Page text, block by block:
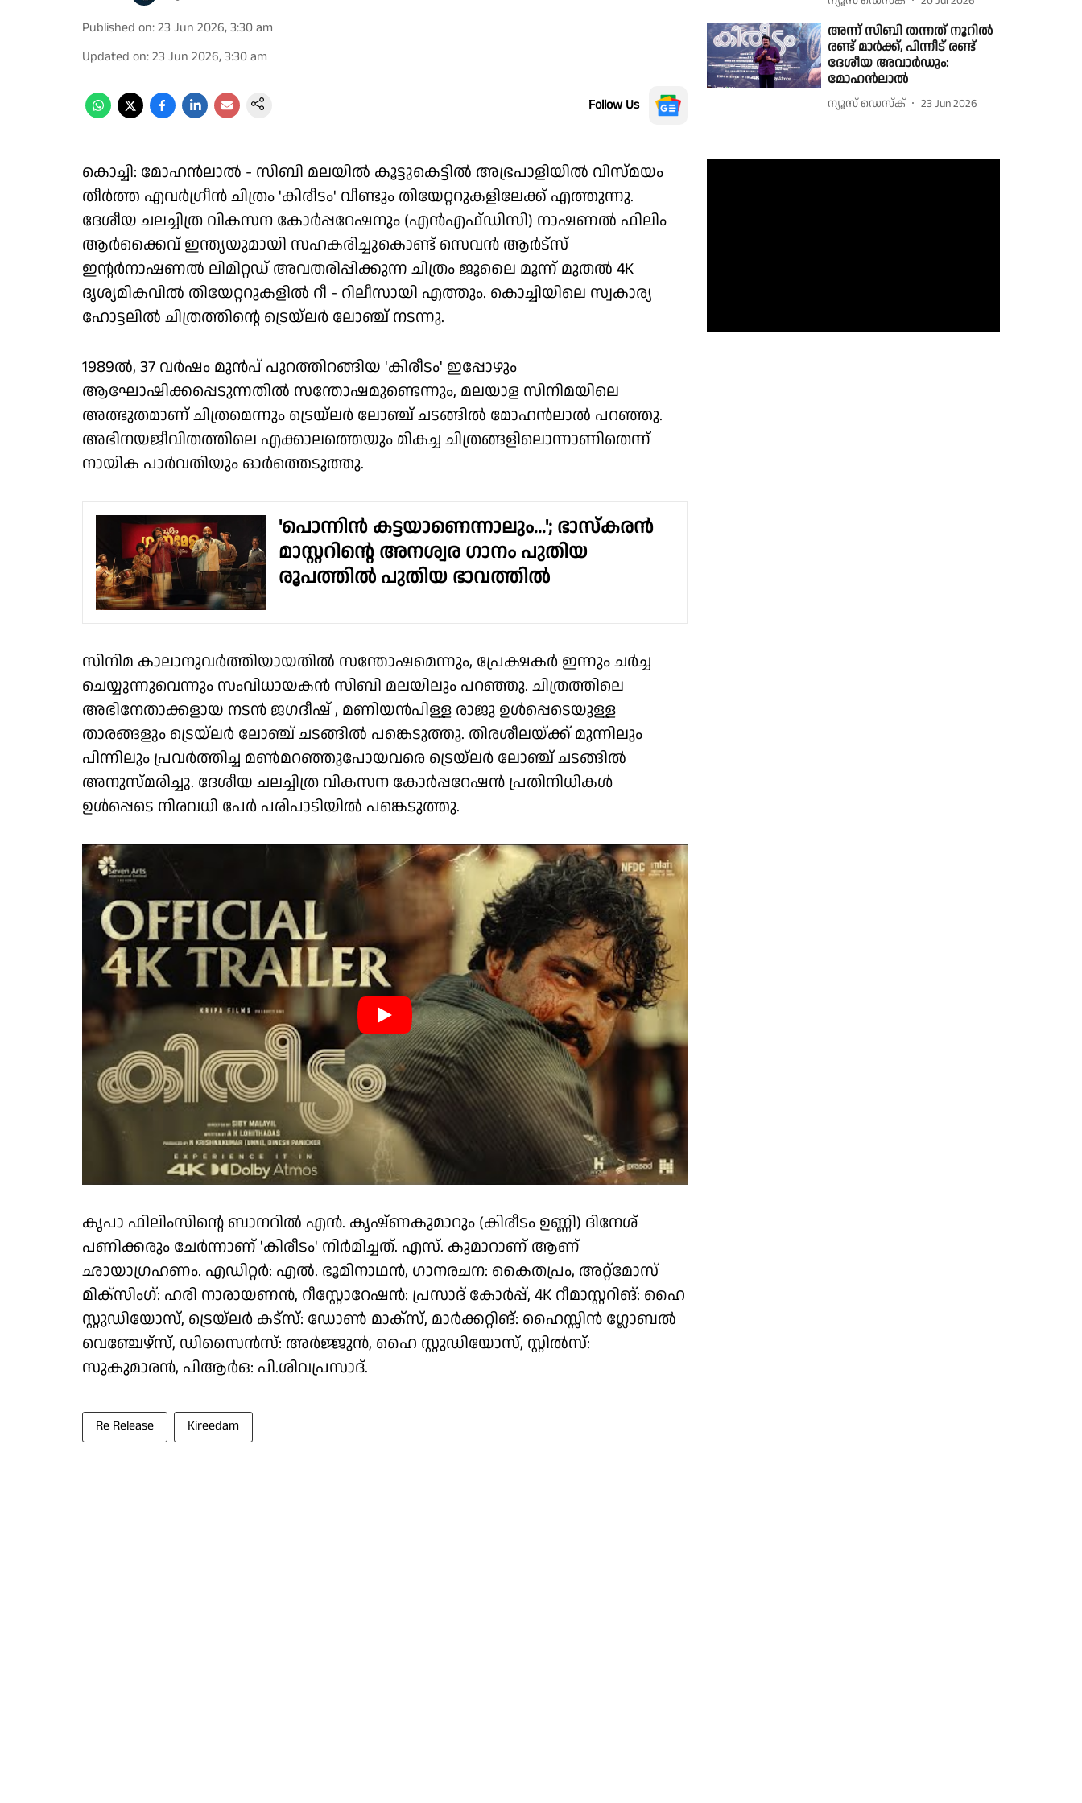
Published on:23 Jun 2026, 3:30 am
Updated on:23 Jun 2026, 3:30 am
Follow Us
കൊച്ചി: മോഹന്‍ലാല്‍ - സിബി മലയില്‍ കൂട്ടുകെട്ടിൽ അഭ്രപാളിയിൽ വിസ്മയം
തീർത്ത എവർഗ്രീൻ ചിത്രം 'കിരീടം' വീണ്ടും തിയേറ്ററുകളിലേക്ക് എത്തുന്നു.
ദേശീയ ചലച്ചിത്ര വികസന കോർപ്പറേഷനും (എൻഎഫ്‌ഡിസി) നാഷണൽ ഫിലിം
ആർക്കൈവ് ഇന്ത്യയുമായി സഹകരിച്ചുകൊണ്ട് സെവൻ ആർട്‌സ്
ഇന്റർനാഷണൽ ലിമിറ്റഡ് അവതരിപ്പിക്കുന്ന ചിത്രം ജൂലൈ മൂന്ന് മുതൽ 4K
ദൃശ്യമികവിൽ തിയേറ്ററുകളില്‍ റീ - റിലീസായി എത്തും. കൊച്ചിയിലെ സ്വകാര്യ
ഹോട്ടലിൽ ചിത്രത്തിന്റെ ട്രെയ്‌ലർ ലോഞ്ച് നടന്നു.
1989ൽ, 37 വർഷം മുൻപ് പുറത്തിറങ്ങിയ 'കിരീടം' ഇപ്പോഴും
ആഘോഷിക്കപ്പെടുന്നതിൽ സന്തോഷമുണ്ടെന്നും, മലയാള സിനിമയിലെ
അത്ഭുതമാണ് ചിത്രമെന്നും ട്രെയ്‌ലർ ലോഞ്ച് ചടങ്ങില്‍ മോഹൻലാൽ പറഞ്ഞു.
അഭിനയജീവിതത്തിലെ എക്കാലത്തെയും മികച്ച ചിത്രങ്ങളിലൊന്നാണിതെന്ന്
നായിക പാർവതിയും ഓർത്തെടുത്തു.
'പൊന്നിൻ കട്ടയാണെന്നാലും...'; ഭാസ്കരൻ
മാസ്റ്ററിന്റെ അനശ്വര ഗാനം പുതിയ
രൂപത്തിൽ പുതിയ ഭാവത്തിൽ
സിനിമ കാലാനുവർത്തിയായതിൽ സന്തോഷമെന്നും, പ്രേക്ഷകർ ഇന്നും ചർച്ച
ചെയ്യുന്നുവെന്നും സംവിധായകൻ സിബി മലയിലും പറഞ്ഞു. ചിത്രത്തിലെ
അഭിനേതാക്കളായ നടൻ ജഗദീഷ് , മണിയൻപിള്ള രാജു ഉൾപ്പെടെയുള്ള
താരങ്ങളും ട്രെയ്‌ലർ ലോഞ്ച് ചടങ്ങിൽ പങ്കെടുത്തു. തിരശീലയ്ക്ക് മുന്നിലും
പിന്നിലും പ്രവർത്തിച്ച മൺമറഞ്ഞുപോയവരെ ട്രെയ്‌ലർ ലോഞ്ച് ചടങ്ങില്‍
അനുസ്മരിച്ചു. ദേശീയ ചലച്ചിത്ര വികസന കോർപ്പറേഷൻ പ്രതിനിധികൾ
ഉൾപ്പെടെ നിരവധി പേർ പരിപാടിയില്‍ പങ്കെടുത്തു.
കൃപാ ഫിലിംസിന്റെ ബാനറിൽ എൻ. കൃഷ്ണകുമാറും (കിരീടം ഉണ്ണി) ദിനേശ്
പണിക്കരും ചേർന്നാണ് 'കിരീടം' നിർമിച്ചത്. എസ്. കുമാറാണ് ആണ്
ഛായാഗ്രഹണം. എഡിറ്റർ: എൽ. ഭൂമിനാഥൻ, ഗാനരചന: കൈതപ്രം, അറ്റ്‌മോസ്
മിക്‌സിംഗ്: ഹരി നാരായണൻ, റീസ്റ്റോറേഷൻ: പ്രസാദ് കോർപ്പ്, 4K റീമാസ്റ്ററിങ്: ഹൈ
സ്റ്റുഡിയോസ്, ട്രെയ്‌ലർ കട്‌സ്: ഡോൺ മാക്‌സ്, മാർക്കറ്റിങ്: ഹൈസ്സിൻ ഗ്ലോബൽ
വെഞ്ചേഴ്‌സ്, ഡിസൈൻസ്: അർജ്ജുൻ, ഹൈ സ്റ്റുഡിയോസ്, സ്റ്റിൽസ്:
സുകുമാരൻ, പിആർഒ: പി.ശിവപ്രസാദ്.
Re Release Kireedam
അന്ന് സിബി തന്നത് നൂറിൽ
രണ്ട് മാർക്ക്, പിന്നീട് രണ്ട്
ദേശീയ അവാർഡും:
മോഹൻലാൽ
ന്യൂസ് ഡെസ്ക് 23 Jun 2026